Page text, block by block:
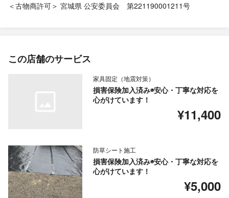
＜古物商許可＞ 宮城県 公安委員会 第221190001211号
この店舗のサービス
家具固定（地震対策）
損害保険加入済み◉安心・丁寧な対応を
心がけています！
¥11,400
防草シート施工
損害保険加入済み◉安心・丁寧な対応を
心がけています！
¥5,000